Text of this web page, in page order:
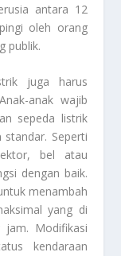
antara 12
oleh orang
publik.
juga harus
anak wajib
sepeda listrik
standar. Seperti
bel atau
dengan baik.
menambah
yang di
jam. Modifikasi
kendaraan